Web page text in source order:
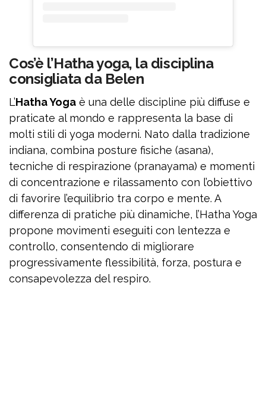
Cos’è l’Hatha yoga, la disciplina
consigliata da Belen
L’Hatha Yoga è una delle discipline più diffuse e
praticate al mondo e rappresenta la base di
molti stili di yoga moderni. Nato dalla tradizione
indiana, combina posture fisiche (asana),
tecniche di respirazione (pranayama) e momenti
di concentrazione e rilassamento con l’obiettivo
di favorire l’equilibrio tra corpo e mente. A
differenza di pratiche più dinamiche, l’Hatha Yoga
propone movimenti eseguiti con lentezza e
controllo, consentendo di migliorare
progressivamente flessibilità, forza, postura e
consapevolezza del respiro.